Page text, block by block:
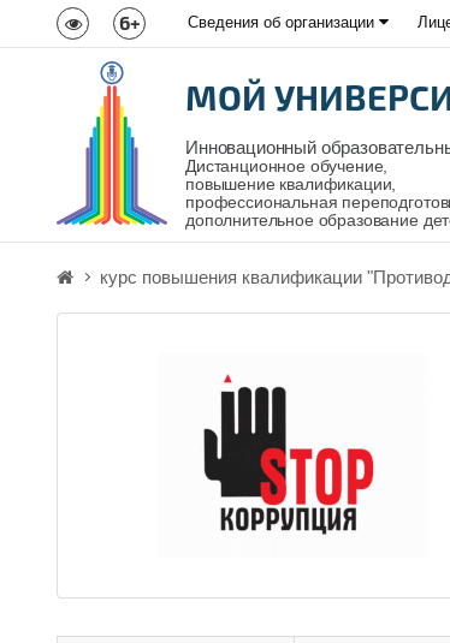
6+ Сведения об организации
МОЙ
Инновационный
Дистанционное обучение,
повышение квалификации,
профессиональная
дополнительное образование
курс повышения квалификации